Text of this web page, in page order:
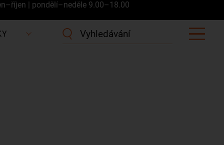
| pondělí–neděle 9.00–18.00